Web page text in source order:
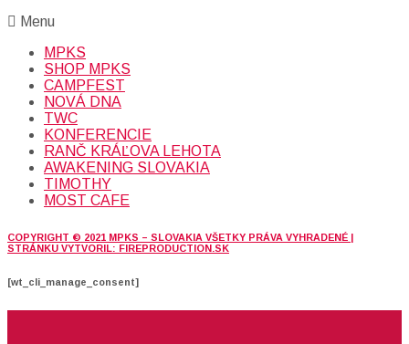
Menu
MPKS
SHOP MPKS
CAMPFEST
NOVÁ DNA
TWC
KONFERENCIE
RANČ KRÁĽOVA LEHOTA
AWAKENING SLOVAKIA
TIMOTHY
MOST CAFE
COPYRIGHT © 2021 MPKS – SLOVAKIA VŠETKY PRÁVA VYHRADENÉ |
STRÁNKU VYTVORIL: FIREPRODUCTION.SK
[wt_cli_manage_consent]